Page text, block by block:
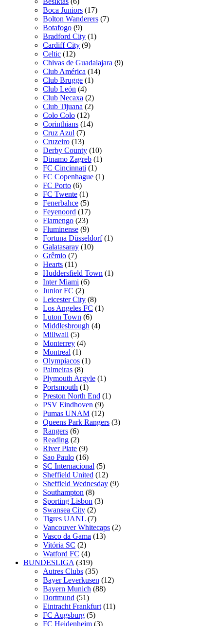
Boca Juniors (17)
Bolton Wanderers (7)
Botafogo (9)
Bradford City (1)
Cardiff City (9)
Celtic (12)
Chivas de Guadalajara (9)
Club América (14)
Club Brugge (1)
Club León (4)
Club Necaxa (2)
Club Tijuana (2)
Colo Colo (12)
Corinthians (14)
Cruz Azul (7)
Cruzeiro (13)
Derby County (10)
Dinamo Zagreb (1)
FC Cincinnati (1)
FC Copenhague (1)
FC Porto (6)
FC Twente (1)
Fenerbahce (5)
Feyenoord (17)
Flamengo (23)
Fluminense (9)
Fortuna Düsseldorf (1)
Galatasaray (10)
Grêmio (7)
Hearts (11)
Huddersfield Town (1)
Inter Miami (6)
Junior FC (2)
Leicester City (8)
Los Angeles FC (1)
Luton Town (6)
Middlesbrough (4)
Millwall (5)
Monterrey (4)
Montreal (1)
Olympiacos (1)
Palmeiras (8)
Plymouth Argyle (1)
Portsmouth (1)
Preston North End (1)
PSV Eindhoven (9)
Pumas UNAM (12)
Queens Park Rangers (3)
Rangers (6)
Reading (2)
River Plate (9)
Sao Paulo (16)
SC Internacional (5)
Sheffield United (12)
Sheffield Wednesday (9)
Southampton (8)
Sporting Lisbon (3)
Swansea City (2)
Tigres UANL (7)
Vancouver Whitecaps (2)
Vasco da Gama (13)
Vitória SC (2)
Watford FC (4)
BUNDESLIGA (319)
Autres Clubs (35)
Bayer Leverkusen (12)
Bayern Munich (88)
Dortmund (51)
Eintracht Frankfurt (11)
FC Augsburg (5)
FC Heidenheim (3)